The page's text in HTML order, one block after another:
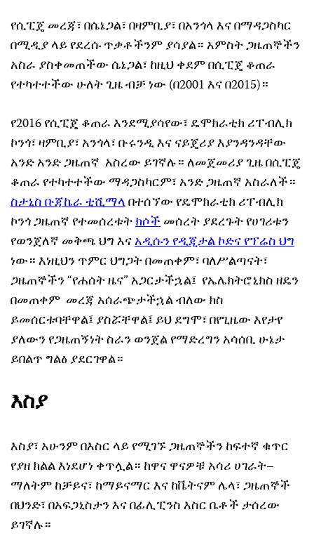
የሲፒጄ መረጃ፣ በሴኔጋል፣ በዛምቢያ፣ በአንጎላ እና በማዳጋስካር
በሚዲያ ላይ የደረሱ ጥቃቶችንም ያሳያል። አምስት ጋዜጠኞችን
አስራ ያስቀመጠችው ሴኔጋል፣ ከዚህ ቀደም በሲፒጄ ቆጠራ
የተካተተችው ሁለት ጊዜ ብቻ ነው (በ2001 እና በ2015)።
የ2016 የሲፒጄ ቆጠራ እንደሚያሳየው፣ ዴሞክራቲክ ሪፐብሊክ
ኮንጎ፣ ዛምቢያ፣ አንጎላ፣ ቡሩንዲ እና ናይጄሪያ እያንዳንዳቸው
አንድ አንድ ጋዜጠኛ አስረው ይገኛሉ። ለመጀመሪያ ጊዜ በሲፒጄ
ቆጠራ የተካተተችው ማዳጋስካርም፣ አንድ ጋዜጠኛ አስራለች።
ስታኒስ ቡጃኬራ ቲሺማላበተሰኘው የዴሞክራቲክ ሪፐብሊክ
ኮንጎ ጋዜጠኛ የተመሰረቱትክሶችመሰረት ያደረጉት የሀገሪቱን
የወንጀለኛ መቅጫ ህግ እናአዲሱን የዲጂታል ኮድና የፕሬስ ህግ
ነው። እነዚህን ጥምር ህግጋት በመጠቀም፣ ባለሥልጣናት፣
ጋዜጠኞችን “የሐሰት ዜና” አጋርታችኋል፤ የኤሌክትሮኒክስ ዘዴን
በመጠቀም መረጃ አሰራጭታችኋል ብለው ክስ
ይመሰርቱባቸዋል፤ ያስሯቸዋል፤ ይህ ደግሞ፣ በየጊዜው እየታየ
ያለውን የጋዜጠኝነት ስራን ወንጀል የማድረግን አሳሰቢ ሁኔታ
ይበልጥ ግልፅ ያደርገዋል።
እስያ
እስያ፣ አሁንም በእስር ላይ የሚገኙ ጋዜጠኞችን ከፍተኛ ቁጥር
የያዘ ክልል እነደሆነ ቀጥሏል። ከዋና ዋናዎቹ አሳሪ ሀገራት–
ማለትም ከቻይና፣ ከማይናማር እና ከቬትናም ሌላ፣ ጋዜጠኞች
በህንድ፣ በአፍጋኒስታን እና በፊሊፒንስ እስር ቤቶች ታሰረው
ይገኛሉ።